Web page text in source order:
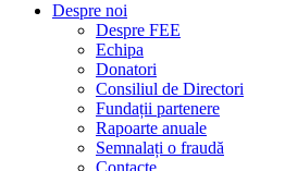
Despre noi
Despre FEE
Echipa
Donatori
Consiliul de Directori
Fundații partenere
Rapoarte anuale
Semnalați o fraudă